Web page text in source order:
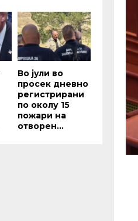
Во јули во
просек дневно
регистрирани
по околу 15
пожари на
отворен...